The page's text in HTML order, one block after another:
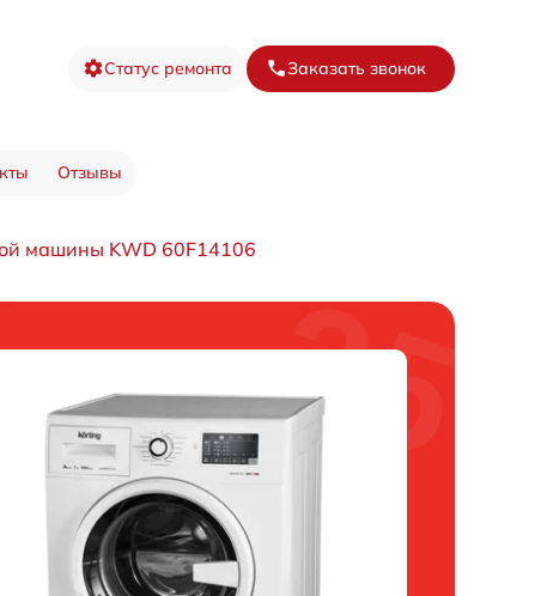
Статус ремонта Заказать звонок
Отзывы
машины KWD 60F14106